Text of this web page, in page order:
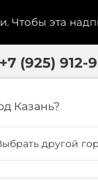
эта надпись
Казань?
другой
+7 (925) 912-